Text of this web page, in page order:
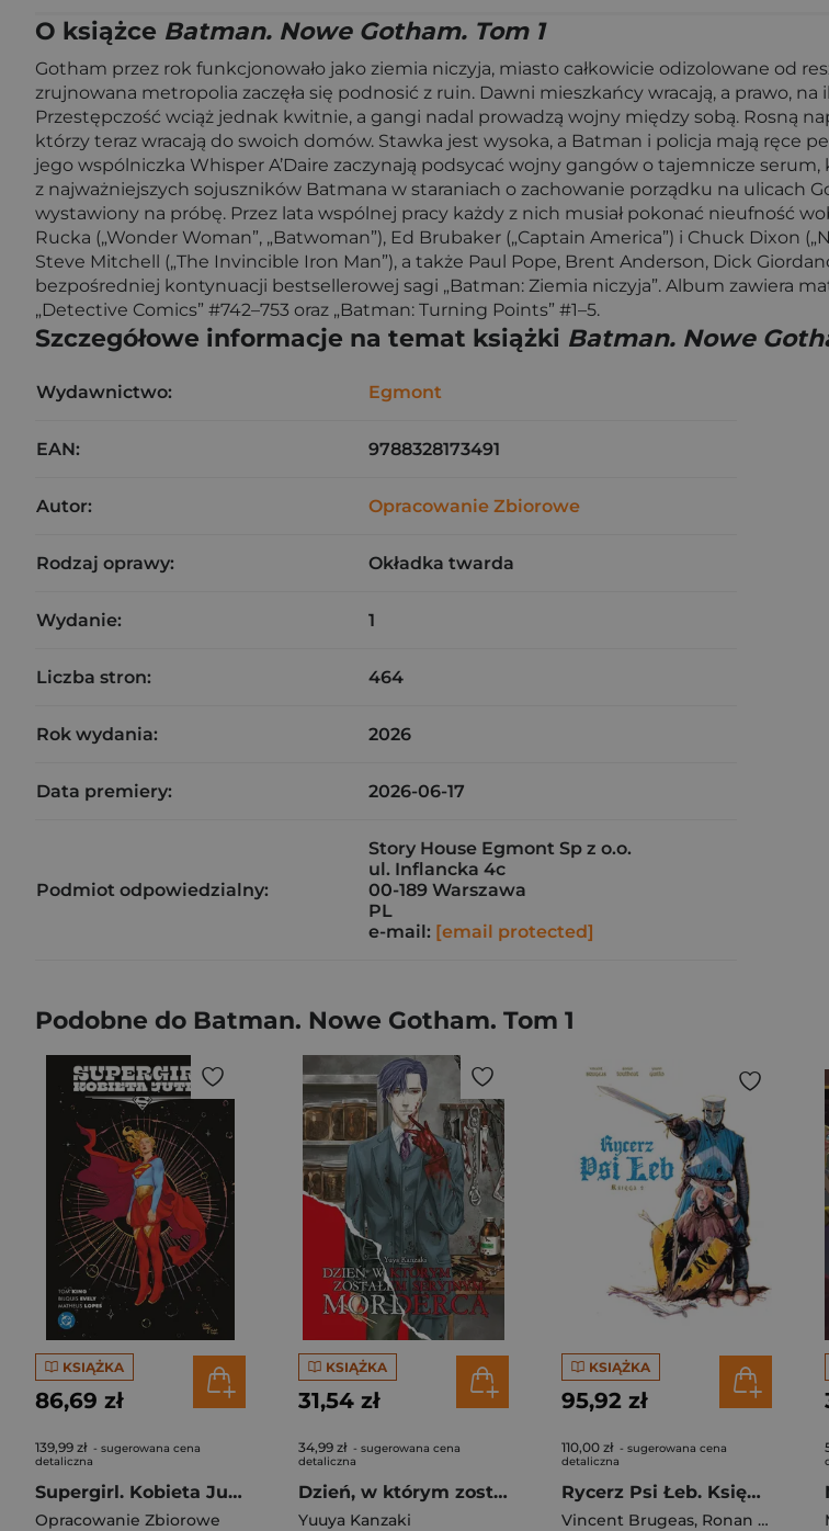
O książce Batman. Nowe Gotham. Tom 1
Gotham przez rok funkcjonowało jako ziemia niczyja, miasto całkowicie odizolowane od
zrujnowana metropolia zaczęła się podnosić z ruin. Dawni mieszkańcy wracają, a prawo,
Przestępczość wciąż jednak kwitnie, a gangi nadal prowadzą wojny między sobą. Rosną
którzy teraz wracają do swoich domów. Stawka jest wysoka, a Batman i policja mają ręce
jego wspólniczka Whisper A’Daire zaczynają podsycać wojny gangów o tajemnicze
z najważniejszych sojuszników Batmana w staraniach o zachowanie porządku na ulicach
wystawiony na próbę. Przez lata wspólnej pracy każdy z nich musiał pokonać nieufność
Rucka („Wonder Woman”, „Batwoman”), Ed Brubaker („Captain America”) i Chuck Dixon
Steve Mitchell („The Invincible Iron Man”), a także Paul Pope, Brent Anderson, Dick
bezpośredniej kontynuacji bestsellerowej sagi „Batman: Ziemia niczyja”. Album zawiera
„Detective Comics” #742–753 oraz „Batman: Turning Points” #1–5.
Szczegółowe informacje na temat książki Batman. Nowe
Wydawnictwo: Egmont
EAN: 9788328173491
Autor: Opracowanie Zbiorowe
Rodzaj oprawy: Okładka twarda
Wydanie: 1
Liczba stron: 464
Rok wydania: 2026
Data premiery: 2026-06-17
Podmiot odpowiedzialny:
Story House Egmont Sp z o.o.
ul. Inflancka 4c
00-189 Warszawa
PL
e-mail: [email protected]
Podobne do Batman. Nowe Gotham. Tom 1
KSIĄŻKA
86,69 zł
139,99 zł - sugerowana cena
detaliczna
Supergirl. Kobieta Jutra
Opracowanie Zbiorowe
KSIĄŻKA
31,54 zł
34,99 zł - sugerowana cena
detaliczna
Dzień, w którym zostałem seryjnym mordercą. Tom 1
Yuuya Kanzaki
KSIĄŻKA
95,92 zł
110,00 zł - sugerowana cena
detaliczna
Rycerz Psi Łeb. Księga 2
Vincent Brugeas, Ronan Toulhoat